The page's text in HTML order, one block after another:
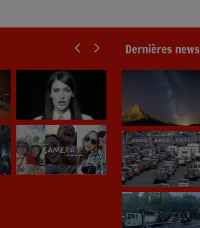
Dernières news